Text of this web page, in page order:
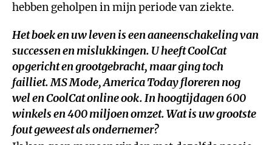
hebben geholpen in mijn periode van ziekte.
Het boek en uw leven is een aaneenschakeling van
successen en mislukkingen. U heeft CoolCat
opgericht en grootgebracht, maar ging toch
failliet. MS Mode, America Today floreren nog
wel en CoolCat online ook. In hoogtijdagen 600
winkels en 400 miljoen omzet. Wat is uw grootste
fout geweest als ondernemer?